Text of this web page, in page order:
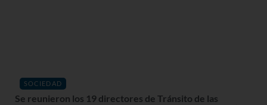
SOCIEDAD
Se reunieron los 19 directores de Tránsito de las